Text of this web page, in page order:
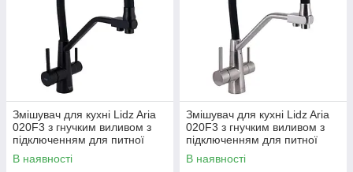
Змішувач для кухні Lidz Aria
020F3 з гнучким виливом з
підключенням для питної
води (k35)
LDARI020F3BLA39212 Black
В наявності
Змішувач для кухні Lidz Aria
020F3 з гнучким виливом з
підключенням для питної
води (k35)
LDARI020F3BNK37647 Black /
В наявності